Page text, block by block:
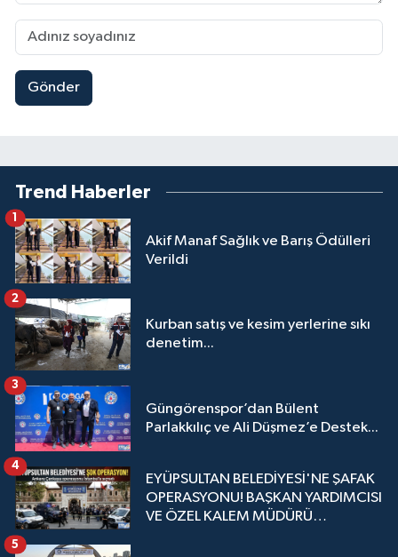
Gönder
Trend Haberler
Akif Manaf Sağlık ve Barış Ödülleri
Verildi
1
Kurban satış ve kesim yerlerine sıkı
denetim...
2
Güngörenspor’dan Bülent
Parlakkılıç ve Ali Düşmez’e Destek...
3
EYÜPSULTAN BELEDİYESİ'NE ŞAFAK
OPERASYONU! BAŞKAN YARDIMCISI
VE ÖZEL KALEM MÜDÜRÜ
4
5